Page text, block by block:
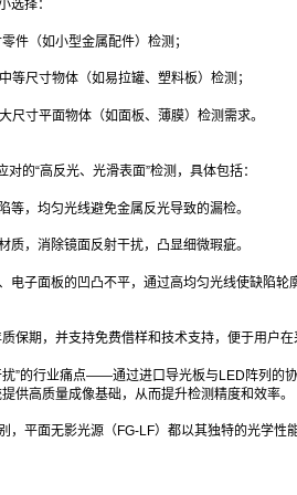
选择：
件（如小型金属配件）检测；
尺寸物体（如易拉罐、塑料板）检测；
寸平面物体（如面板、薄膜）检测需求。
的“高反光、光滑表面”检测，具体包括：
，均匀光线避免金属反光导致的漏检。
，消除镜面反射干扰，凸显细微瑕疵。
子面板的凹凸不平，通过高均匀光线使缺陷轮
保期，并支持免费借样和技术支持，便于用户在
”的行业痛点——通过进口导光板与LED阵列的
供高质量成像基础，从而提升检测精度和效率。
平面无影光源（FG-LF）都以其独特的光学性